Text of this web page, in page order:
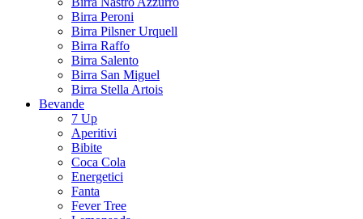
Birra Peroni
Birra Pilsner Urquell
Birra Raffo
Birra Salento
Birra San Miguel
Birra Stella Artois
Bevande
7 Up
Aperitivi
Bibite
Coca Cola
Energetici
Fanta
Fever Tree